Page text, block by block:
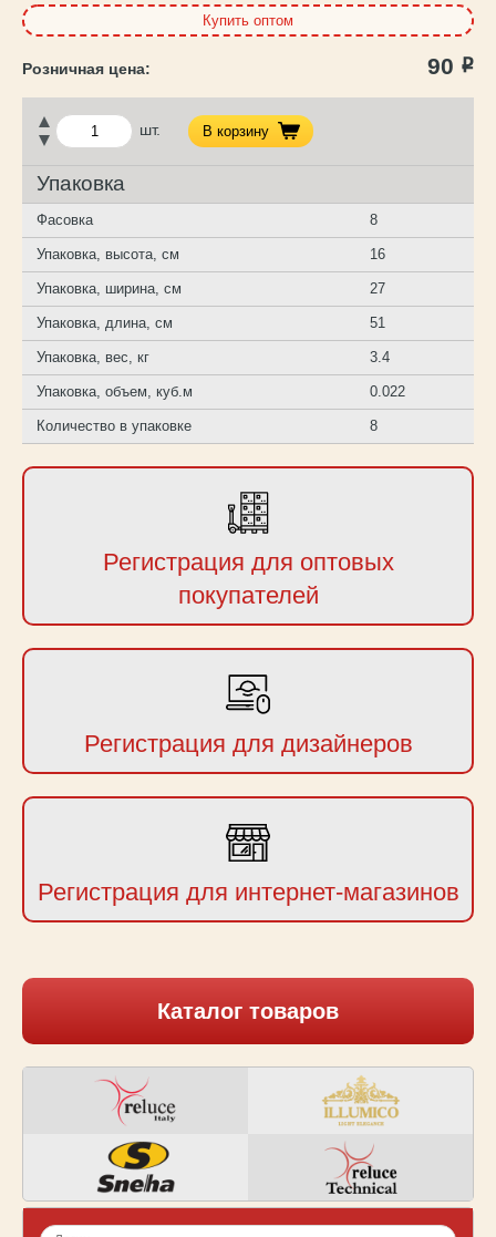
Купить оптом
90 Р
шт. В корзину
Упаковка
Фасовка 8
Упаковка, высота, см 16
Упаковка, ширина, см 27
Упаковка, длина, см 51
Упаковка, вес, кг 3.4
Упаковка, объем, куб.м 0.022
Количество в упаковке 8
Регистрация для оптовых
покупателей
Регистрация для дизайнеров
Регистрация для интернет-магазинов
Каталог товаров